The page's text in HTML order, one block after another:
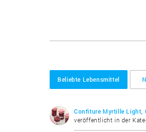
Beliebte Lebensmittel
Confiture Myrtille Light,
veröffentlicht in der